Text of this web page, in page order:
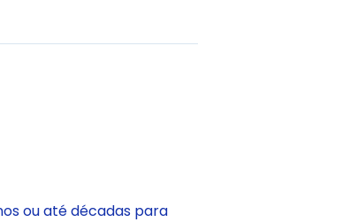
ou até décadas para